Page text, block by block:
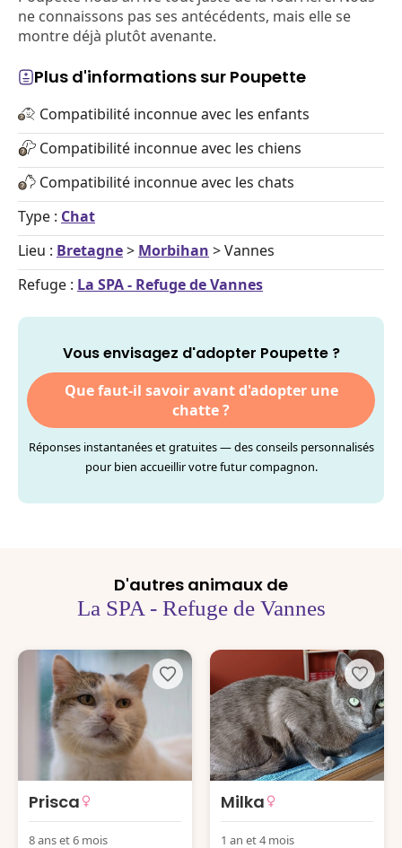
ne connaissons pas ses antécédents, mais elle se
montre déjà plutôt avenante.
Plus d'informations sur Poupette
Compatibilité inconnue avec les enfants
Compatibilité inconnue avec les chiens
Compatibilité inconnue avec les chats
Type : Chat
Lieu : Bretagne> Morbihan > Vannes
Refuge : La SPA - Refuge de Vannes
Vous envisagez d'adopter Poupette ?
Que faut-il savoir avant d'adopter une
chatte ?
Réponses instantanées et gratuites — des conseils personnalisés
pour bien accueillir votre futur compagnon.
D'autres animaux de
La SPA - Refuge de Vannes
Prisca
8 ans et 6 mois
Milka
1 an et 4 mois